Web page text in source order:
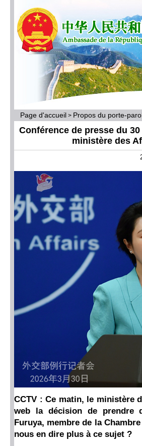
Page d'accueil > Propos du porte-
Conférence de presse du
ministère des
CCTV : Ce matin, le ministère
web la décision de prendre
Furuya, membre de la
nous en dire plus à ce sujet ?